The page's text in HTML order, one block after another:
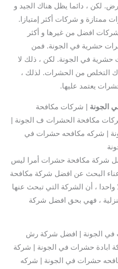
لكن ، دائما يظل هناك الجيد و
ممتازة و شركات أكثر إمتيازا.
افضل من غيرها و أكثر
حشرية في الجونة. فمن
في الجونة. لكن ، ذلك لا
التخلص من الحشرات. لذلك ،
يعتمد عليها.
الجونة | شركات مكافحة
مكافحة الحشرات ف الجونة |
| شركه مكافحه حشرات في
شركة مكافحة حشرات أمرا ليس
البحث عن افضل شركة مكافحة
، أن الشركة التي تبحث عنها
، فهي بحق افضل شركة
في الجونة | افضل شركة رش
ابادة حشرات في الجونة | شركة
حشرات في الجونة | شركه